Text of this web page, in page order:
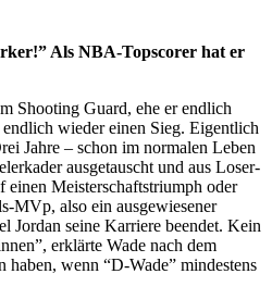
Als NBA-Topscorer hat er
Shooting Guard, ehe er endlich
wieder einen Sieg. Eigentlich
Jahre – schon im normalen Leben
ausgetauscht und aus Loser-
Meisterschaftstriumph oder
MVp, also ein ausgewiesener
Jordan seine Karriere beendet. Kein
erklärte Wade nach dem
wenn “D-Wade” mindestens